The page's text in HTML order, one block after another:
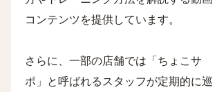
コンテンツを提供しています。
さらに、一部の店舗では「ちょこサ
ポ」と呼ばれるスタッフが定期的に巡